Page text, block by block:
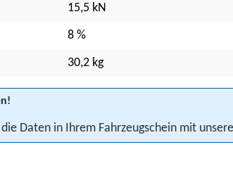
15,5 kN
8 %
30,2 kg
Daten in Ihrem Fahrzeugschein mit